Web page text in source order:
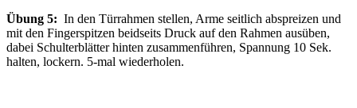
Übung 5: In den Türrahmen stellen, Arme seitlich abspreizen und
mit den Fingerspitzen beidseits Druck auf den Rahmen ausüben,
dabei Schulterblätter hinten zusammenführen, Spannung 10 Sek.
halten, lockern. 5-mal wiederholen.